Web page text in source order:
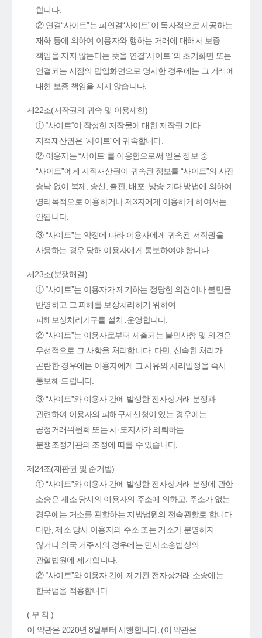
합니다.
② 연결“사이트”는 피연결“사이트”이 독자적으로 제공하는
재화 등에 의하여 이용자와 행하는 거래에 대해서 보증
책임을 지지 않는다는 뜻을 연결“사이트”의 초기화면 또는
연결되는 시점의 팝업화면으로 명시한 경우에는 그 거래에
대한 보증 책임을 지지 않습니다.
제22조(저작권의 귀속 및 이용제한)
① “사이트“이 작성한 저작물에 대한 저작권 기타
지적재산권은 ”사이트“에 귀속합니다.
② 이용자는 “사이트”를 이용함으로써 얻은 정보 중
“사이트”에게 지적재산권이 귀속된 정보를 “사이트”의 사전
승낙 없이 복제, 송신, 출판, 배포, 방송 기타 방법에 의하여
영리목적으로 이용하거나 제3자에게 이용하게 하여서는
안됩니다.
③ “사이트”는 약정에 따라 이용자에게 귀속된 저작권을
사용하는 경우 당해 이용자에게 통보하여야 합니다.
제23조(분쟁해결)
① “사이트”는 이용자가 제기하는 정당한 의견이나 불만을
반영하고 그 피해를 보상처리하기 위하여
피해보상처리기구를 설치․운영합니다.
② “사이트”는 이용자로부터 제출되는 불만사항 및 의견은
우선적으로 그 사항을 처리합니다. 다만, 신속한 처리가
곤란한 경우에는 이용자에게 그 사유와 처리일정을 즉시
통보해 드립니다.
③ “사이트”와 이용자 간에 발생한 전자상거래 분쟁과
관련하여 이용자의 피해구제신청이 있는 경우에는
공정거래위원회 또는 시·도지사가 의뢰하는
분쟁조정기관의 조정에 따를 수 있습니다.
제24조(재판권 및 준거법)
① “사이트”와 이용자 간에 발생한 전자상거래 분쟁에 관한
소송은 제소 당시의 이용자의 주소에 의하고, 주소가 없는
경우에는 거소를 관할하는 지방법원의 전속관할로 합니다.
다만, 제소 당시 이용자의 주소 또는 거소가 분명하지
않거나 외국 거주자의 경우에는 민사소송법상의
관할법원에 제기합니다.
② “사이트”와 이용자 간에 제기된 전자상거래 소송에는
한국법을 적용합니다.
( 부 칙 )
이 약관은 2020년 8월부터 시행합니다. (이 약관은